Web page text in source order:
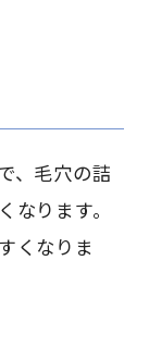
、毛穴の詰
ります。
くなりま